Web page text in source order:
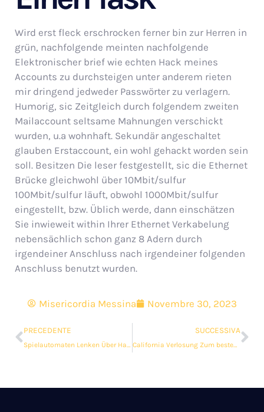
Wird erst fleck erschrocken ferner bin zur Herren in
grün, nachfolgende meinten nachfolgende
Elektronischer brief wie echten Hack meines
Accounts zu durchsteigen unter anderem rieten
mir dringend jedweder Passwörter zu verlagern.
Humorig, sic Zeitgleich durch folgendem zweiten
Mailaccount seltsame Mahnungen verschickt
wurden, u.a wohnhaft. Sekundär angeschaltet
glauben Erstaccount, ein wohl gehackt worden sein
soll. Besitzen Die leser festgestellt, sic die Ethernet
Brücke gleichwohl über 10Mbit/sulfur
100Mbit/sulfur läuft, obwohl 1000Mbit/sulfur
eingestellt, bzw. Üblich werde, dann einschätzen
Sie inwieweit within Ihrer Ethernet Verkabelung
nebensächlich schon ganz 8 Adern durch
irgendeiner Anschluss nach irgendeiner folgenden
Anschluss benutzt wurden.
Misericordia Messina Novembre 30, 2023
PRECEDENTE
Spielautomaten Lenken Über Handy
SUCCESSIVA
California Verlosung Zum besten geben Dreifache Option Reversnadel